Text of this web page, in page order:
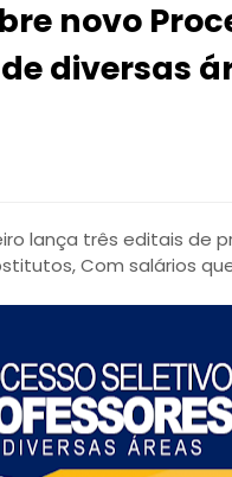
novo
diversas
lança três editais de
Com salários